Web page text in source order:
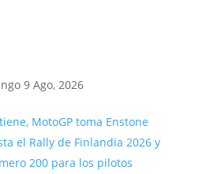
9 Ago, 2026
MotoGP toma Enstone
el Rally de Finlandia 2026 y
200 para los pilotos